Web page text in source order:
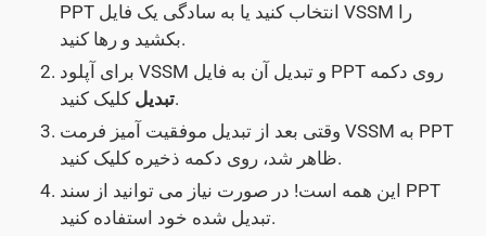
PPT انتخاب کنید یا به سادگی یک فایل VSSM را
بکشید و رها کنید.
برای آپلود VSSM و تبدیل آن به فایل PPT روی دکمه
تبدیلکلیک کنید.
وقتی بعد از تبدیل موفقیت آمیز فرمت VSSM به PPT
ظاهر شد، روی دکمه ذخیره کلیک کنید.
این همه است! در صورت نیاز می توانید از سند PPT
تبدیل شده خود استفاده کنید.